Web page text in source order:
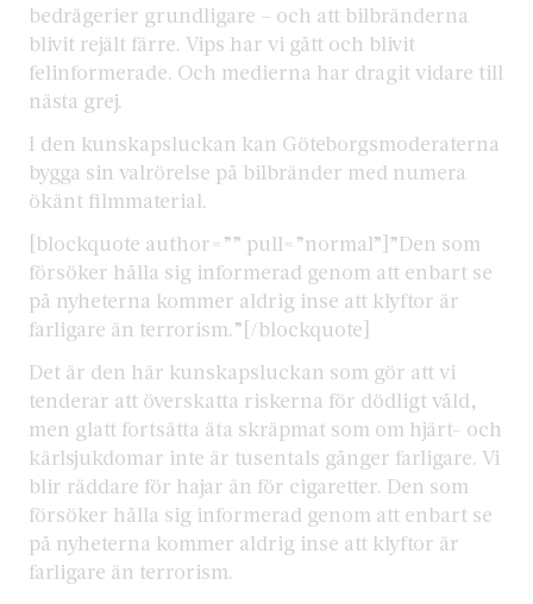
bedrägerier grundligare – och att bilbränderna
blivit rejält färre. Vips har vi gått och blivit
felinformerade. Och medierna har dragit vidare till
nästa grej.
I den kunskapsluckan kan Göteborgsmoderaterna
bygga sin valrörelse på bilbränder med numera
ökänt filmmaterial.
[blockquote author=”” pull=”normal”]”Den som
försöker hålla sig informerad genom att enbart se
på nyheterna kommer aldrig inse att klyftor är
farligare än terrorism.”[/blockquote]
Det är den här kunskapsluckan som gör att vi
tenderar att överskatta riskerna för dödligt våld,
men glatt fortsätta äta skräpmat som om hjärt- och
kärlsjukdomar inte är tusentals gånger farligare. Vi
blir räddare för hajar än för cigaretter. Den som
försöker hålla sig informerad genom att enbart se
på nyheterna kommer aldrig inse att klyftor är
farligare än terrorism.